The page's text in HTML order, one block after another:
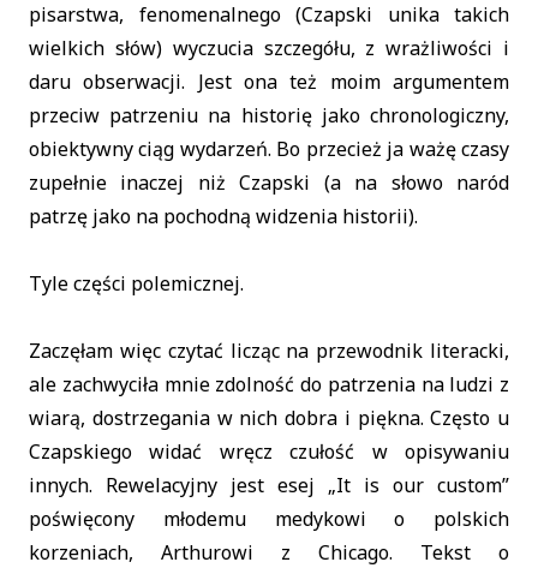
pisarstwa, fenomenalnego (Czapski unika takich
wielkich słów) wyczucia szczegółu, z wrażliwości i
daru obserwacji. Jest ona też moim argumentem
przeciw patrzeniu na historię jako chronologiczny,
obiektywny ciąg wydarzeń. Bo przecież ja ważę czasy
zupełnie inaczej niż Czapski (a na słowo naród
patrzę jako na pochodną widzenia historii).
Tyle części polemicznej.
Zaczęłam więc czytać licząc na przewodnik literacki,
ale zachwyciła mnie zdolność do patrzenia na ludzi z
wiarą, dostrzegania w nich dobra i piękna. Często u
Czapskiego widać wręcz czułość w opisywaniu
innych. Rewelacyjny jest esej „It is our custom”
poświęcony młodemu medykowi o polskich
korzeniach, Arthurowi z Chicago. Tekst o